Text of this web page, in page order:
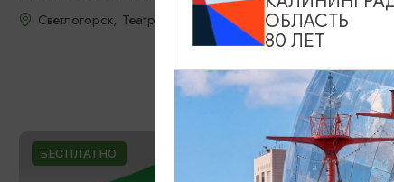
Светлогорск, Театр эстрады «Янтарь-холл»
БЕСПЛАТНО
ОБЛАСТЬ
80 ЛЕТ